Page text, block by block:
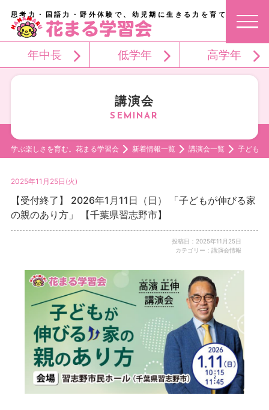
思考力・国語力・野外体験で、幼児期に生きる力を育てる。
年中長 低学年 高学年
講演会
学ぶ楽しさを育む。花まる学習会 新着情報一覧 講演会一覧 子どもが
2025年11月25日(火)
【受付終了】 2026年1月11日（日） 「子どもが伸びる家
の親のあり方」 【千葉県習志野市】
投稿日：2025年11月25日
カテゴリー：講演会情報